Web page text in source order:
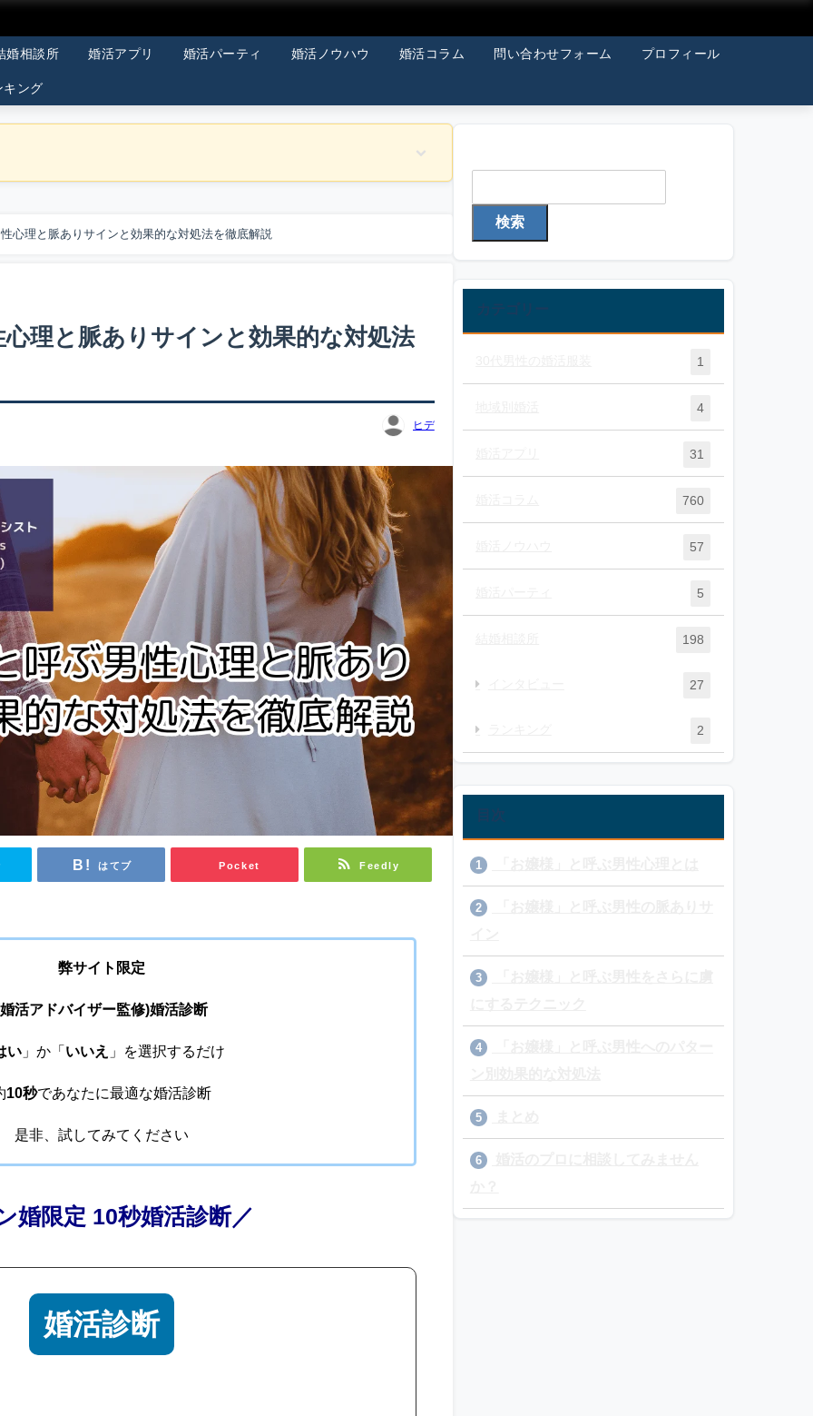
婚相談所 婚活アプリ 婚活パーティ 婚活ノウハウ 婚活コラム 問い合わせフォーム プロフィール
キング
心理と脈ありサインと効果的な対処法を徹底解説
理と脈ありサインと効果的な対処法
ヒデ
はてブ Pocket Feedly
弊サイト限定
活アドバイザー監修)婚活診断
い」か「 いいえ 」を選択するだけ
10秒であなたに最適な婚活診断
是非、試してみてください
婚限定 10秒婚活診断／
婚活診断
検索
カテゴリー
1
4
31
760
57
5
198
27
2
目次
1
2
3
4
5
6